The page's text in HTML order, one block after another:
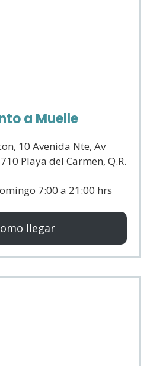
a Muelle
10 Avenida Nte, Av
Playa del Carmen, Q.R.
7:00 a 21:00 hrs
llegar